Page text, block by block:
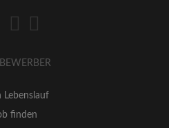
Lebenslauf
finden